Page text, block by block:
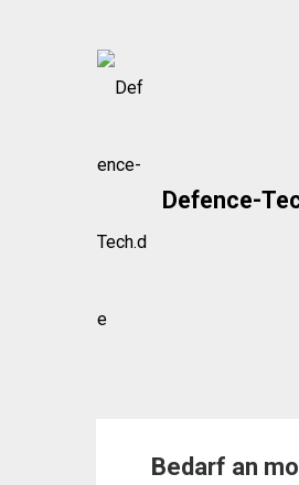
Defence-
Bedarf an